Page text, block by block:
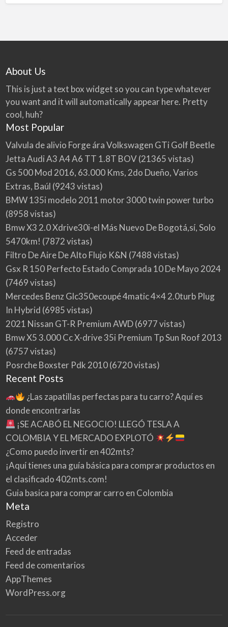
About Us
This is just a text box widget so you can type whatever
you want and it will automatically appear here. Pretty
cool, huh?
Most Popular
Valvula de alivio Forge ára Volkswagen GTi Golf Beetle
Jetta Audi A3 A4 A6 TT 1.8T BOV(21365 vistas)
Gs 500 Mod 2016, 63.000 Kms, 2do Dueño, Varios
Extras, Baúl (9243 vistas)
BMW 135i modelo 2011 motor 3000 twin power turbo
(8958 vistas)
Bmw X3 2.0 Xdrive30i-el Más Nuevo De Bogotá,sí, Solo
5470km! (7872 vistas)
Filtro De Aire De Alto Flujo K&N (7488 vistas)
Gsx R 150 Perfecto Estado Comprada 10 De Mayo 2024
(7469 vistas)
Mercedes Benz Glc350ecoupé 4matic 4×4 2.0turb Plug
In Hybrid (6985 vistas)
2021 Nissan GT-R Premium AWD(6977 vistas)
Bmw X5 3.000 Cc X-drive 35i Premium Tp Sun Roof 2013
(6757 vistas)
Posrche Boxster Pdk 2010(6720 vistas)
Recent Posts
¿Las zapatillas perfectas para tu carro? Aquí es
donde encontrarlas
¡SE ACABÓ EL NEGOCIO! LLEGÓ TESLA A
COLOMBIA Y EL MERCADO EXPLOTÓ
¿Como puedo invertir en 402mts?
¡Aquí tienes una guía básica para comprar productos en
el clasificado 402mts.com!
Guia basica para comprar carro en Colombia
Meta
Registro
Acceder
Feed de entradas
Feed de comentarios
AppThemes
WordPress.org